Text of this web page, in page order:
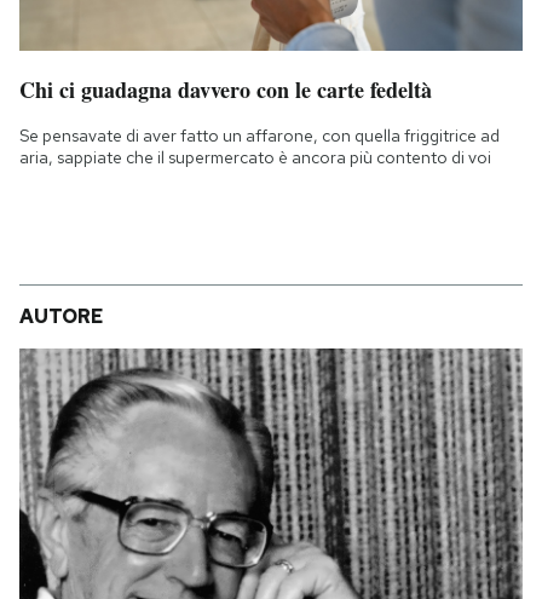
Chi ci guadagna davvero con le carte fedeltà
Se pensavate di aver fatto un affarone, con quella friggitrice ad
aria, sappiate che il supermercato è ancora più contento di voi
AUTORE